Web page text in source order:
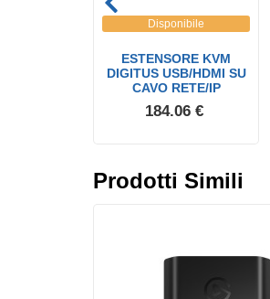
Disponibile
ESTENSORE KVM
DIGITUS USB/HDMI SU
CAVO RETE/IP
184.06 €
Prodotti Simili